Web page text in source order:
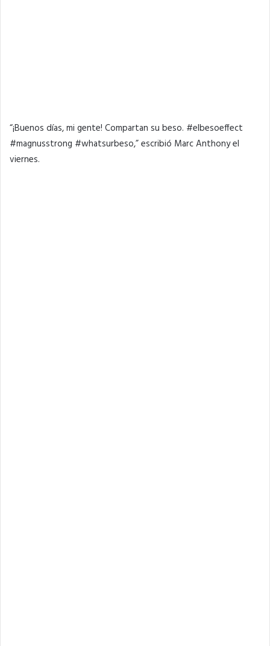
“¡Buenos días, mi gente! Compartan su beso. #elbesoeffect
#magnusstrong #whatsurbeso,” escribió Marc Anthony el
viernes.